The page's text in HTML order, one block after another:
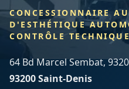
CONCESSIONNAIRE
D'ESTHÉTIQUE
CONTRÔLE TECHNIQUE
64 Bd Marcel Sembat,
93200 Saint-Denis